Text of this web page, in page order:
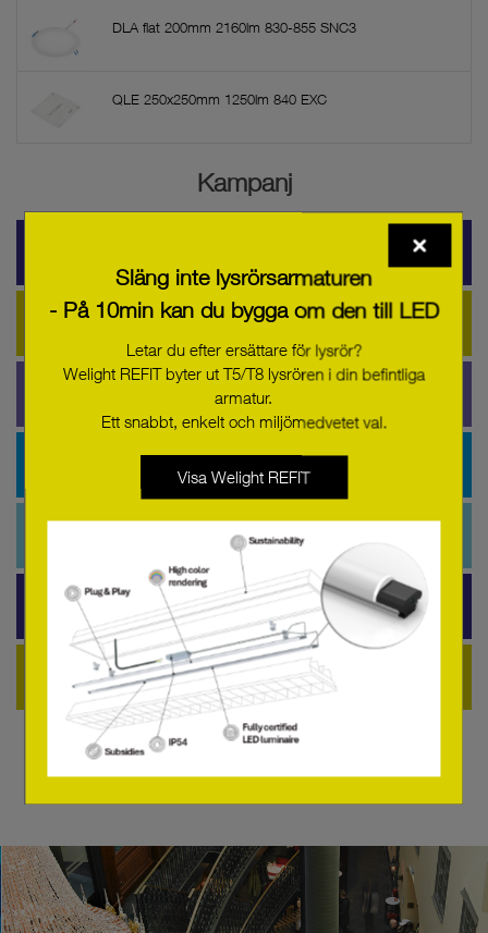
DLA flat 200mm 2160lm 830-855 SNC3
QLE 250x250mm 1250lm 840 EXC
Kampanj
LED-Moduler
Skyltbelysning
Övrigt
Släng inte lysrörsarmaturen
- På 10min kan du bygga om den till LED
Letar du efter ersättare för lysrör?
Welight REFIT byter ut T5/T8 lysrören i din befintliga
armatur.
Ett snabbt, enkelt och miljömedvetet val.
Visa Welight REFIT